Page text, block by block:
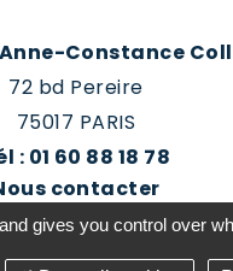
Constance Coll
72 bd Pereire
75017 PARIS
: 01 60 88 18 78
contacter
rendez-vous
gives you control over